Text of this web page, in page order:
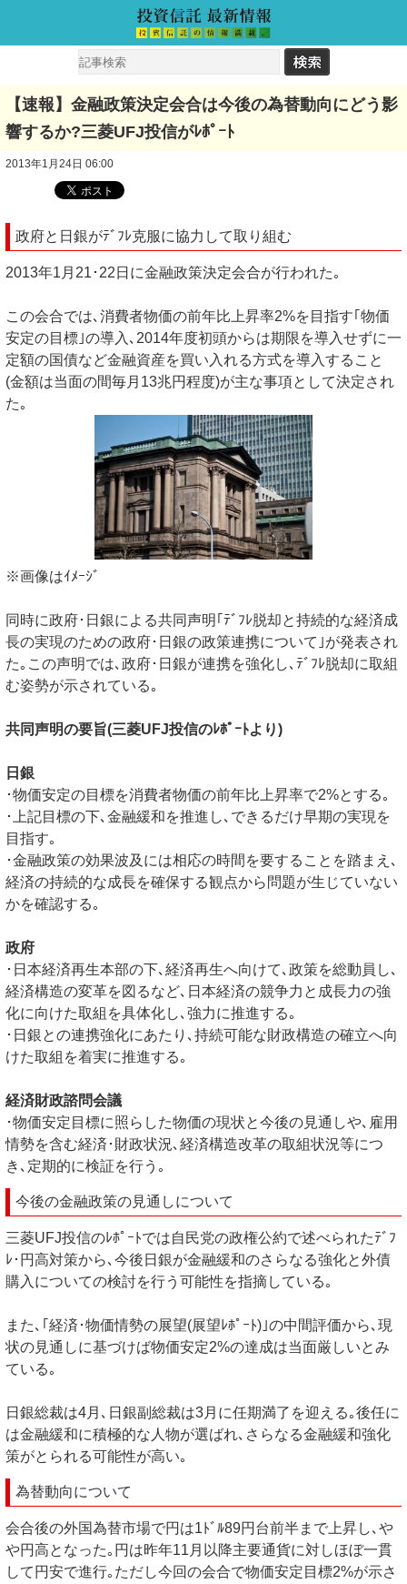
【速報】金融政策決定会合は今後の為替動向にどう影
響するか?三菱UFJ投信がﾚﾎﾟｰﾄ
2013年1月24日 06:00
政府と日銀がﾃﾞﾌﾚ克服に協力して取り組む
2013年1月21･22日に金融政策決定会合が行われた｡
この会合では､消費者物価の前年比上昇率2%を目指す｢物価
安定の目標｣の導入､2014年度初頭からは期限を導入せずに一
定額の国債など金融資産を買い入れる方式を導入すること
(金額は当面の間毎月13兆円程度)が主な事項として決定され
た｡
※画像はｲﾒｰｼﾞ
同時に政府･日銀による共同声明｢ﾃﾞﾌﾚ脱却と持続的な経済成
長の実現のための政府･日銀の政策連携について｣が発表され
た｡この声明では､政府･日銀が連携を強化し､ﾃﾞﾌﾚ脱却に取組
む姿勢が示されている｡
共同声明の要旨(三菱UFJ投信のﾚﾎﾟｰﾄより)
日銀
･物価安定の目標を消費者物価の前年比上昇率で2%とする｡
･上記目標の下､金融緩和を推進し､できるだけ早期の実現を
目指す｡
･金融政策の効果波及には相応の時間を要することを踏まえ､
経済の持続的な成長を確保する観点から問題が生じていない
かを確認する｡
政府
･日本経済再生本部の下､経済再生へ向けて､政策を総動員し､
経済構造の変革を図るなど､日本経済の競争力と成長力の強
化に向けた取組を具体化し､強力に推進する｡
･日銀との連携強化にあたり､持続可能な財政構造の確立へ向
けた取組を着実に推進する｡
経済財政諮問会議
･物価安定目標に照らした物価の現状と今後の見通しや､雇用
情勢を含む経済･財政状況､経済構造改革の取組状況等につ
き､定期的に検証を行う｡
今後の金融政策の見通しについて
三菱UFJ投信のﾚﾎﾟｰﾄでは自民党の政権公約で述べられたﾃﾞﾌ
ﾚ･円高対策から､今後日銀が金融緩和のさらなる強化と外債
購入についての検討を行う可能性を指摘している｡
また､｢経済･物価情勢の展望(展望ﾚﾎﾟｰﾄ)｣の中間評価から､現
状の見通しに基づけば物価安定2%の達成は当面厳しいとみ
ている｡
日銀総裁は4月､日銀副総裁は3月に任期満了を迎える｡後任に
は金融緩和に積極的な人物が選ばれ､さらなる金融緩和強化
策がとられる可能性が高い｡
為替動向について
会合後の外国為替市場で円は1ﾄﾞﾙ89円台前半まで上昇し､や
や円高となった｡円は昨年11月以降主要通貨に対しほぼ一貫
して円安で進行｡ただし今回の会合で物価安定目標2%が示さ